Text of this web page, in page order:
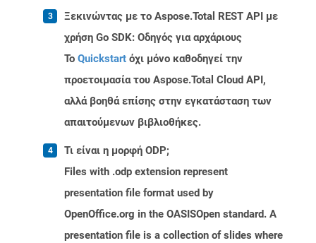
Ξεκινώντας με το Aspose.Total REST API με
χρήση Go SDK: Οδηγός για αρχάριους
Το Quickstart όχι μόνο καθοδηγεί την
προετοιμασία του Aspose.Total Cloud API,
αλλά βοηθά επίσης στην εγκατάσταση των
απαιτούμενων βιβλιοθήκες.
Τι είναι η μορφή ODP;
Files with .odp extension represent
presentation file format used by
OpenOffice.org in the OASISOpen standard. A
presentation file is a collection of slides where